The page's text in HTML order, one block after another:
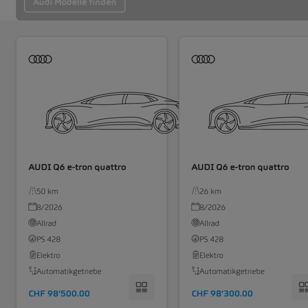
Audi Modelle finden
AUDI Q6 e-tron quattro
50 km
8/2026
Allrad
PS 428
Elektro
Automatikgetriebe
CHF 98’500.00
AUDI Q6 e-tron quattro
26 km
8/2026
Allrad
PS 428
Elektro
Automatikgetriebe
CHF 98’300.00